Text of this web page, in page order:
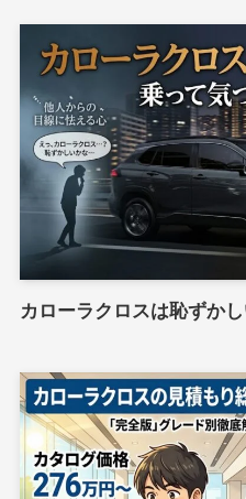
カローラクロスは恥ずか